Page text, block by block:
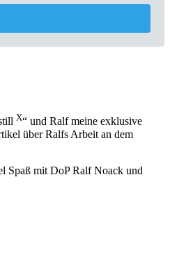
X“ und Ralf meine exklusive
über Ralfs Arbeit an dem
Spaß mit DoP Ralf Noack und